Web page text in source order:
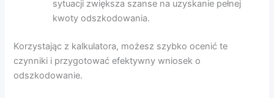
sytuacji zwiększa szanse na uzyskanie pełnej
kwoty odszkodowania.
Korzystając z kalkulatora, możesz szybko ocenić te
czynniki i przygotować efektywny wniosek o
odszkodowanie.